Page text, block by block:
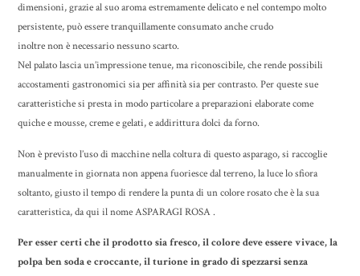
dimensioni, grazie al suo aroma estremamente delicato e nel contempo molto
persistente, può essere tranquillamente consumato anche crudo
inoltre non è necessario nessuno scarto.
Nel palato lascia un’impressione tenue, ma riconoscibile, che rende possibili
accostamenti gastronomici sia per affinità sia per contrasto. Per queste sue
caratteristiche si presta in modo particolare a preparazioni elaborate come
quiche e mousse, creme e gelati, e addirittura dolci da forno.
Non è previsto l’uso di macchine nella coltura di questo asparago, si raccoglie
manualmente in giornata non appena fuoriesce dal terreno, la luce lo sfiora
soltanto, giusto il tempo di rendere la punta di un colore rosato che è la sua
caratteristica, da qui il nome ASPARAGI ROSA .
Per esser certi che il prodotto sia fresco, il colore deve essere vivace, la
polpa ben soda e croccante, il turione in grado di spezzarsi senza